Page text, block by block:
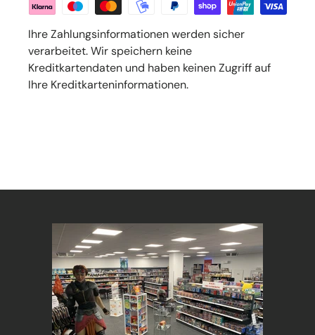
Ihre Zahlungsinformationen werden sicher
verarbeitet. Wir speichern keine
Kreditkartendaten und haben keinen Zugriff auf
Ihre Kreditkarteninformationen.